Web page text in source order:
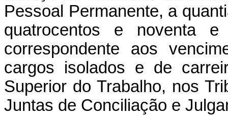
Pessoal Permanente, a
quatrocentos e noventa
correspondente aos
cargos isolados e de
Superior do Trabalho, nos
Juntas de Conciliação e